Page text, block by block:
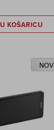
U KOŠARICU